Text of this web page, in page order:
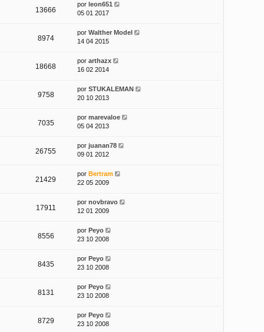
13666
por leon651
05 01 2017
8974
por Walther Model
14 04 2015
18668
por arthazx
16 02 2014
9758
por STUKALEMAN
20 10 2013
7035
por marevaloe
05 04 2013
26755
por juanan78
09 01 2012
21429
por Bertram
22 05 2009
17911
por novbravo
12 01 2009
8556
por Peyo
23 10 2008
8435
por Peyo
23 10 2008
8131
por Peyo
23 10 2008
8729
por Peyo
23 10 2008